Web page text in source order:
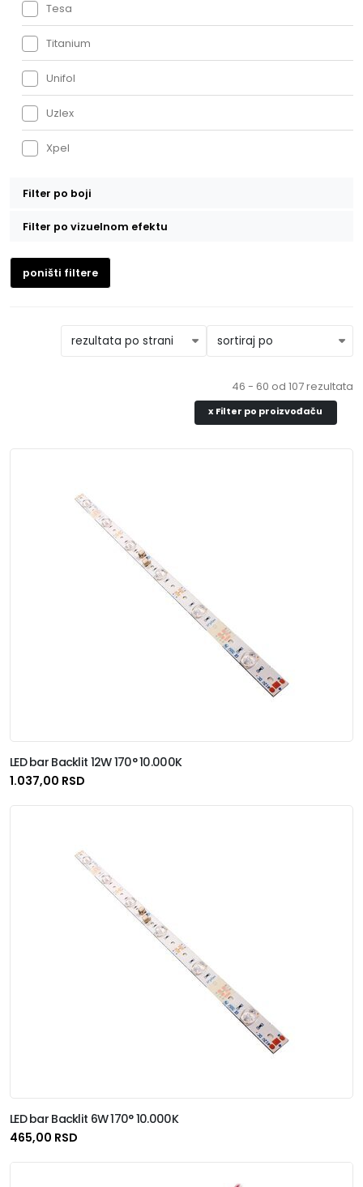
Tesa
Titanium
Unifol
Uzlex
Xpel
Filter po boji
Bela
Bež
Zelena
Filter po vizuelnom efektu
3D Karbon
Providna
poništi filtere
46 - 60 od 107 rezultata
xFilter po proizvođaču
LED bar Backlit 12W 170° 10.000K
1.037,00 RSD
LED bar Backlit 6W 170° 10.000K
465,00 RSD